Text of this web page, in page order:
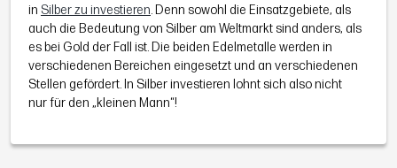
in Silber zu investieren. Denn sowohl die Einsatzgebiete, als
auch die Bedeutung von Silber am Weltmarkt sind anders, als
es bei Gold der Fall ist. Die beiden Edelmetalle werden in
verschiedenen Bereichen eingesetzt und an verschiedenen
Stellen gefördert. In Silber investieren lohnt sich also nicht
nur für den „kleinen Mann“!